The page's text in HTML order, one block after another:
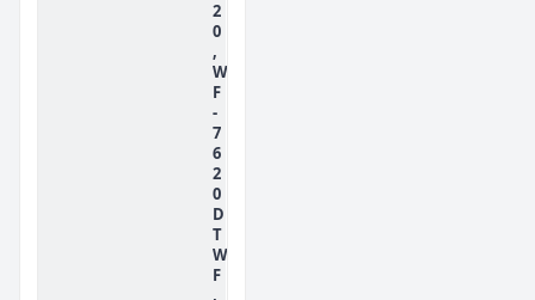
2
0
,
W
F
-
7
6
2
0
D
T
W
F
,